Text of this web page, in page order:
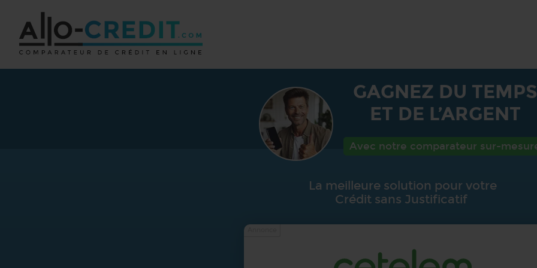
GAGNEZ DU TEMPS
ET DE L’ARGENT
Avec notre comparateur sur-
La meilleure solution pour votre
Crédit sans Justificatif